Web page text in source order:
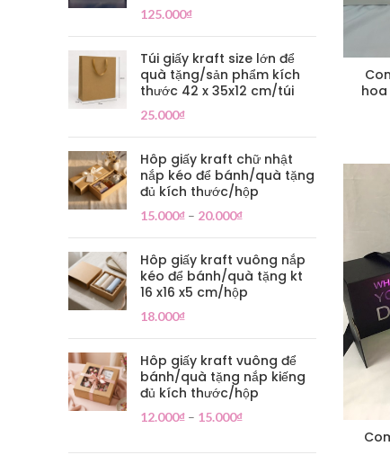
125.000₫
Túi giấy kraft size lớn để
quà tặng/sản phẩm kích
thước 42 x 35x12 cm/túi
25.000₫
Hôp giấy kraft chữ nhật
nắp kéo để bánh/quà tặng
đủ kích thước/hộp
15.000₫ – 20.000₫
Hôp giấy kraft vuông nắp
kéo để bánh/quà tặng kt
16 x16 x5 cm/hộp
18.000₫
Hôp giấy kraft vuông để
bánh/quà tặng nắp kiếng
đủ kích thước/hộp
12.000₫ – 15.000₫